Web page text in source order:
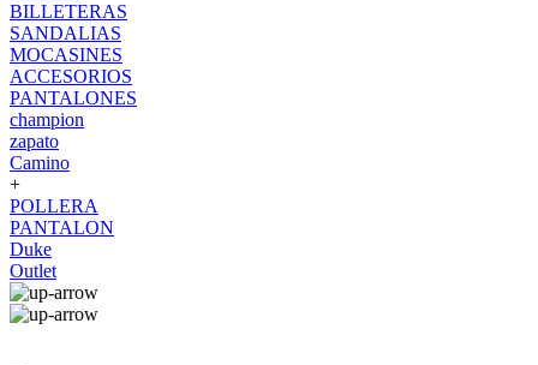
BILLETERAS
SANDALIAS
MOCASINES
ACCESORIOS
PANTALONES
champion
zapato
Camino
+
POLLERA
PANTALON
Duke
Outlet